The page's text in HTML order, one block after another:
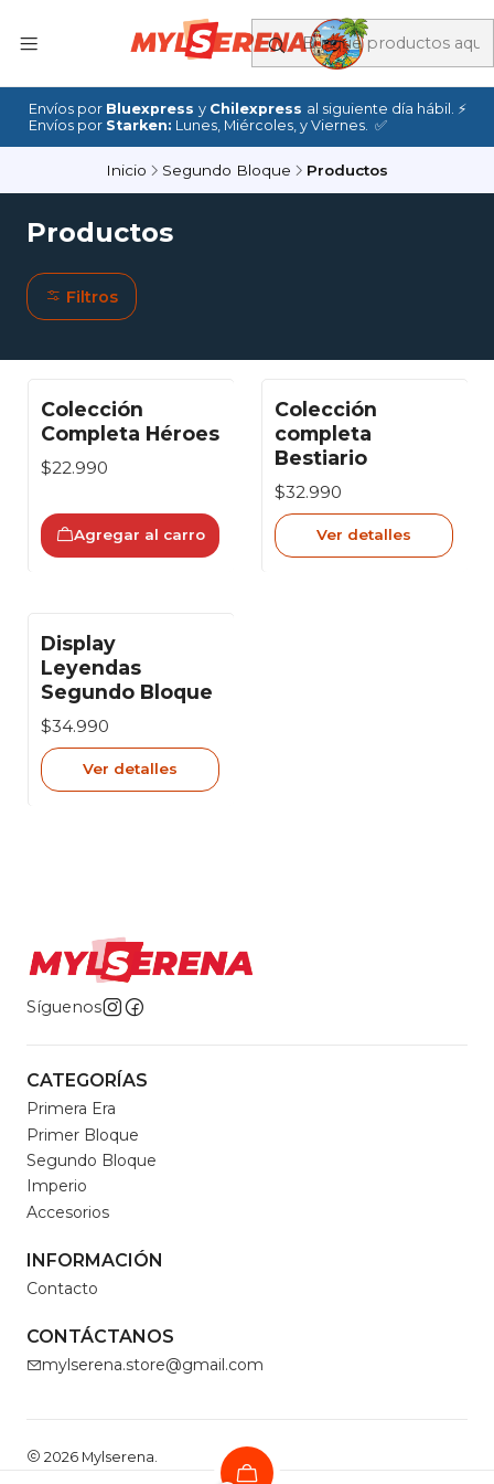
Envíos por Bluexpress y Chilexpress al siguiente día hábil. ⚡
Envíos por Starken: Lunes, Miércoles, y Viernes. ✅
Inicio Segundo Bloque Productos
Productos
Filtros
Colección
Completa Héroes
$22.990
Agregar al carro
Agotado
Colección
completa
Bestiario
$32.990
Ver detalles
Agotado
Display
Leyendas
Segundo Bloque
$34.990
Ver detalles
Síguenos
CATEGORÍAS
Primera Era
Primer Bloque
Segundo Bloque
Imperio
Accesorios
INFORMACIÓN
Contacto
CONTÁCTANOS
mylserena.store@gmail.com
2026 Mylserena.
Todos los derechos reservados.Desarrollado por